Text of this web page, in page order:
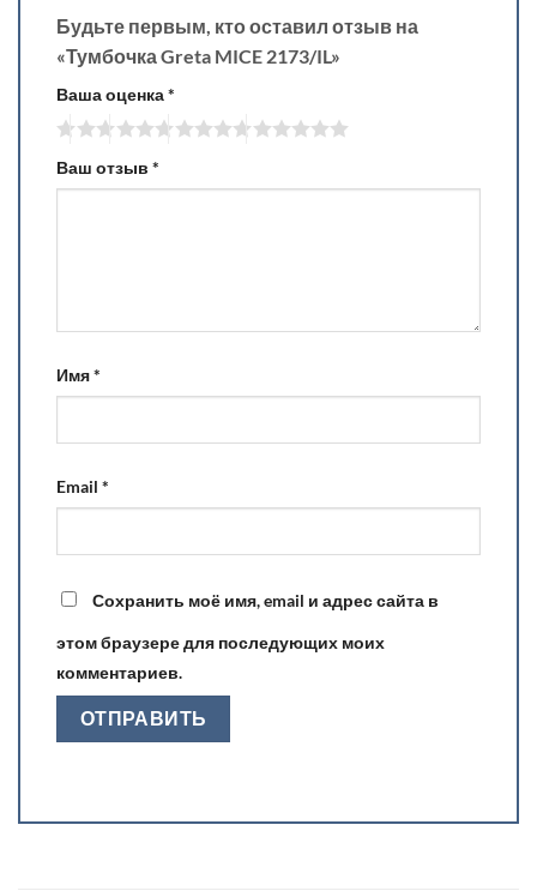
Будьте первым, кто оставил отзыв на
«Тумбочка Greta MICE 2173/IL»
Ваша оценка*
Ваш отзыв *
Имя*
Email *
Сохранить моё имя, email и адрес сайта в
этом браузере для последующих моих
комментариев.